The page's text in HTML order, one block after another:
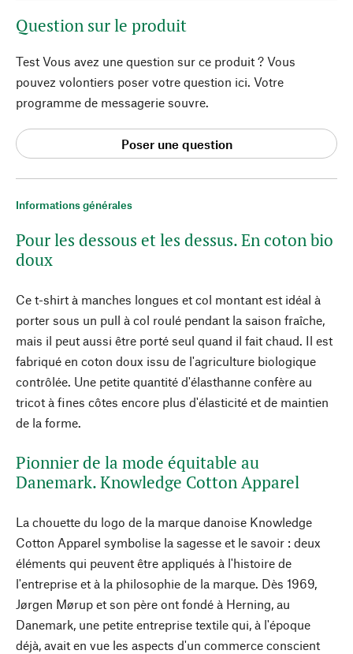
Informations générales
Pour les dessous et les dessus. En coton bio
doux
Ce t-shirt à manches longues et col montant est idéal à
porter sous un pull à col roulé pendant la saison fraîche,
mais il peut aussi être porté seul quand il fait chaud. Il est
fabriqué en coton doux issu de l'agriculture biologique
contrôlée. Une petite quantité d'élasthanne confère au
tricot à fines côtes encore plus d'élasticité et de maintien
de la forme.
Pionnier de la mode équitable au
Danemark. Knowledge Cotton Apparel
La chouette du logo de la marque danoise Knowledge
Cotton Apparel symbolise la sagesse et le savoir : deux
éléments qui peuvent être appliqués à l'histoire de
l'entreprise et à la philosophie de la marque. Dès 1969,
Jørgen Mørup et son père ont fondé à Herning, au
Danemark, une petite entreprise textile qui, à l'époque
déjà, avait en vue les aspects d'un commerce conscient
Question sur le produit
Test Vous avez une question sur ce produit ? Vous
pouvez volontiers poser votre question ici. Votre
programme de messagerie souvre.
Poser une question